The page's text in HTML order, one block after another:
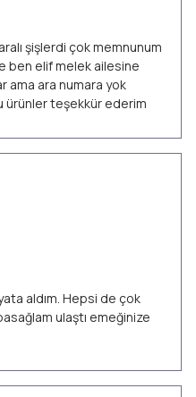
şişlerdi çok memnunum
ben elif melek ailesine
ama ara numara yok
teşekkür ederim
aldım. Hepsi de çok
ulaştı emeğinize